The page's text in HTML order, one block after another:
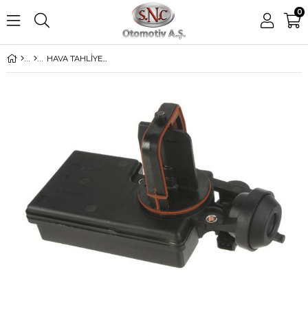
0
HAVA TAHLİYE VALFİ E36-39-53 E60-65-83 M54